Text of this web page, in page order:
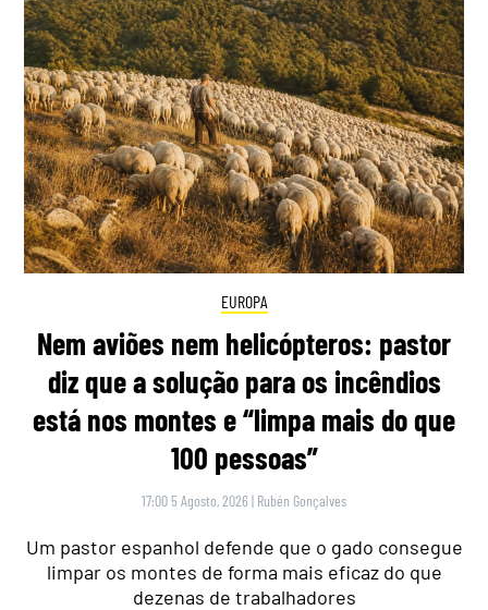
EUROPA
Nem aviões nem helicópteros: pastor
diz que a solução para os incêndios
está nos montes e “limpa mais do que
100 pessoas”
17:00 5 Agosto, 2026 | Rubén Gonçalves
Um pastor espanhol defende que o gado consegue
limpar os montes de forma mais eficaz do que
dezenas de trabalhadores